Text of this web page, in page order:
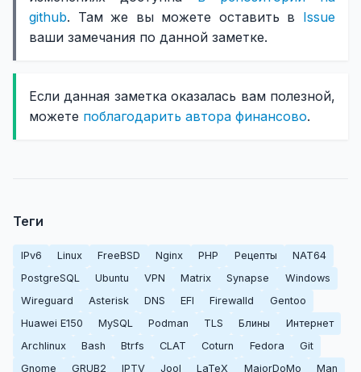
github. Там же вы можете оставить в Issue
ваши замечания по данной заметке.
Если данная заметка оказалась вам полезной,
можете поблагодарить автора финансово.
Теги
IPv6 Linux FreeBSD Nginx PHP Рецепты
NAT64
PostgreSQL
Ubuntu VPN Matrix Synapse
Windows
Wireguard
Asterisk DNS EFI Firewalld
Gentoo
Huawei E150
MySQL Podman TLS Блины
Интернет
Archlinux
Bash Btrfs CLAT Coturn Fedora
Git
Gnome
GRUB2 IPTV Jool LaTeX MajorDoMo Man